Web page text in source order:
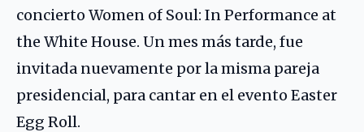
concierto Women of Soul: In Performance at
the White House. Un mes más tarde, fue
invitada nuevamente por la misma pareja
presidencial, para cantar en el evento Easter
Egg Roll.